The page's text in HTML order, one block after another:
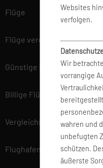
Websites
verfolgen.
Wir
vorrangige
wahren und
unbefugten
schützen.
äußerste
Flüge
Flüge vergleichen
Günstige Flüge
Billige Flüge
Vergleichsportal
Flughafen Informationen